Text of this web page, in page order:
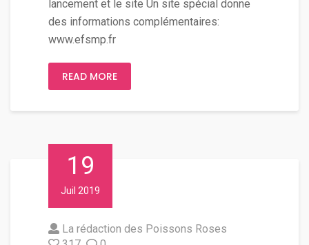
lancement et le site Un site spécial donne
des informations complémentaires:
www.efsmp.fr
READ MORE
19
Juil 2019
La rédaction des Poissons Roses